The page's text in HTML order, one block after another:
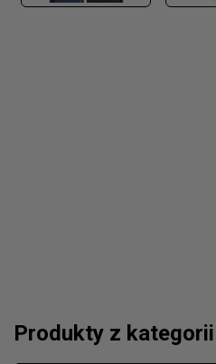
Produkty z kategorii